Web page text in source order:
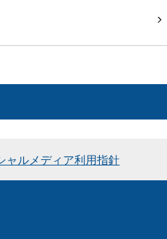
ャルメディア利用指針